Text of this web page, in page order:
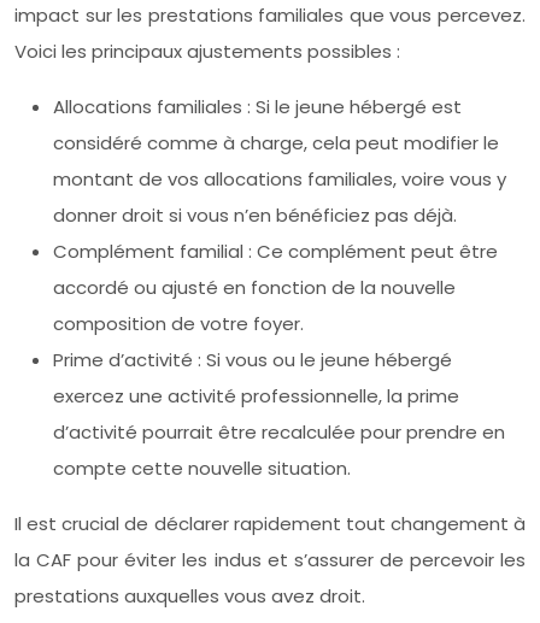
impact sur les prestations familiales que vous percevez.
Voici les principaux ajustements possibles :
Allocations familiales : Si le jeune hébergé est
considéré comme à charge, cela peut modifier le
montant de vos allocations familiales, voire vous y
donner droit si vous n’en bénéficiez pas déjà.
Complément familial : Ce complément peut être
accordé ou ajusté en fonction de la nouvelle
composition de votre foyer.
Prime d’activité : Si vous ou le jeune hébergé
exercez une activité professionnelle, la prime
d’activité pourrait être recalculée pour prendre en
compte cette nouvelle situation.
Il est crucial de déclarer rapidement tout changement à
la CAF pour éviter les indus et s’assurer de percevoir les
prestations auxquelles vous avez droit.